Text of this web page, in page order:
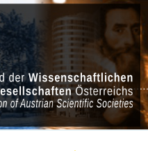
of Austrian Scientific